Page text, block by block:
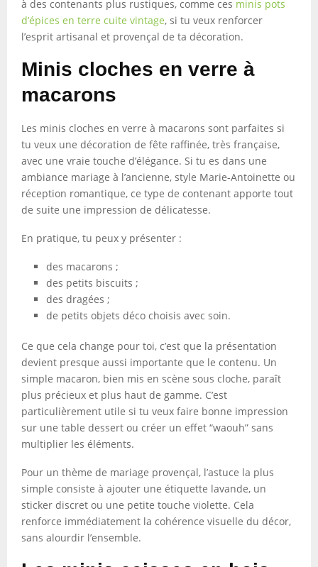
à des contenants plus rustiques, comme ces minis pots
d’épices en terre cuite vintage, si tu veux renforcer
l’esprit artisanal et provençal de ta décoration.
Minis cloches en verre à
macarons
Les minis cloches en verre à macarons sont parfaites si
tu veux une décoration de fête raffinée, très française,
avec une vraie touche d’élégance. Si tu es dans une
ambiance mariage à l’ancienne, style Marie-Antoinette ou
réception romantique, ce type de contenant apporte tout
de suite une impression de délicatesse.
En pratique, tu peux y présenter :
des macarons ;
des petits biscuits ;
des dragées ;
de petits objets déco choisis avec soin.
Ce que cela change pour toi, c’est que la présentation
devient presque aussi importante que le contenu. Un
simple macaron, bien mis en scène sous cloche, paraît
plus précieux et plus haut de gamme. C’est
particulièrement utile si tu veux faire bonne impression
sur une table dessert ou créer un effet “waouh” sans
multiplier les éléments.
Pour un thème de mariage provençal, l’astuce la plus
simple consiste à ajouter une étiquette lavande, un
sticker discret ou une petite touche violette. Cela
renforce immédiatement la cohérence visuelle du décor,
sans alourdir l’ensemble.